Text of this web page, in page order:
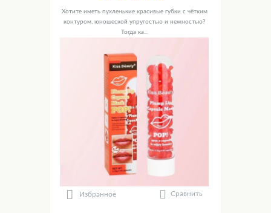
Хотите иметь пухленькие красивые губки с чётким
контуром, юношеской упругостью и нежностью?
Тогда ка...
Избранное Сравнить